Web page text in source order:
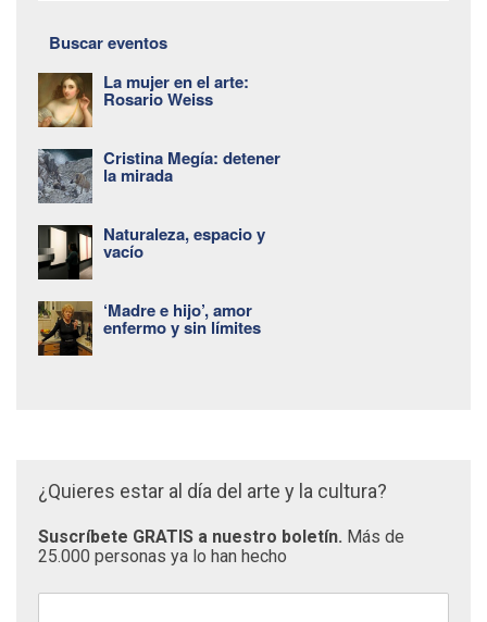
Buscar eventos
La mujer en el arte:
Rosario Weiss
Cristina Megía: detener
la mirada
Naturaleza, espacio y
vacío
‘Madre e hijo’, amor
enfermo y sin límites
¿Quieres estar al día del arte y la cultura?
Suscríbete GRATIS a nuestro boletín. Más de
25.000 personas ya lo han hecho